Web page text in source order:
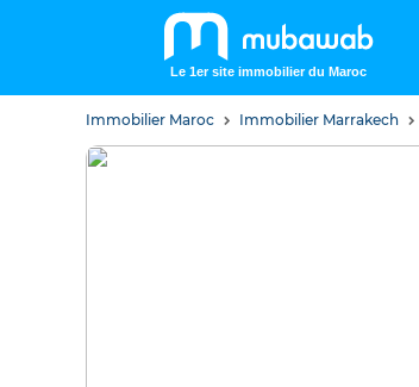
Le 1er site immobilier du Maroc
Immobilier Maroc Immobilier Marrakech